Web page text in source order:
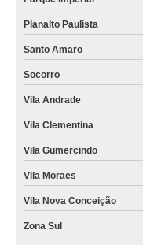
Planalto Paulista
Santo Amaro
Socorro
Vila Andrade
Vila Clementina
Vila Gumercindo
Vila Moraes
Vila Nova Conceição
Zona Sul